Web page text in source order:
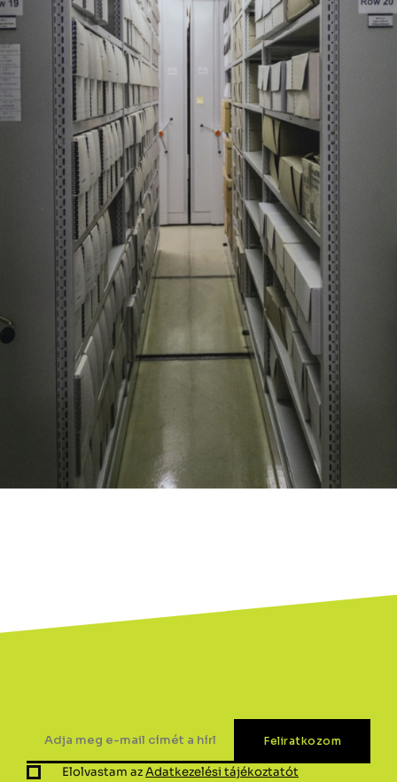
Elolvastam azAdatkezelési tájékoztatót